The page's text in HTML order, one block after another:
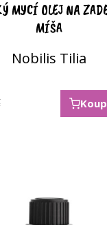
MYCÍ OLEJ NA
MÍŠA
Nobilis Tilia